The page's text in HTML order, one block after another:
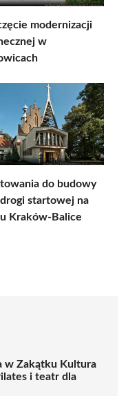
modernizacji
w
do budowy
startowej na
Kraków-Balice
w Zakątku Kultura
i teatr dla